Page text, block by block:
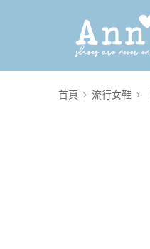
首頁 流行女鞋